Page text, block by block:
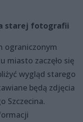
starej fotografii
ograniczonym
miasto zaczęło się
wygląd starego
będą zdjęcia
Szczecina.